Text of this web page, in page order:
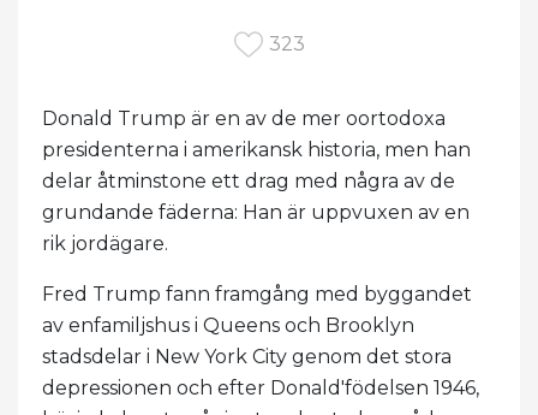
323
Donald Trump är en av de mer oortodoxa
presidenterna i amerikansk historia, men han
delar åtminstone ett drag med några av de
grundande fäderna: Han är uppvuxen av en
rik jordägare.
Fred Trump fann framgång med byggandet
av enfamiljshus i Queens och Brooklyn
stadsdelar i New York City genom det stora
depressionen och efter Donald'födelsen 1946,